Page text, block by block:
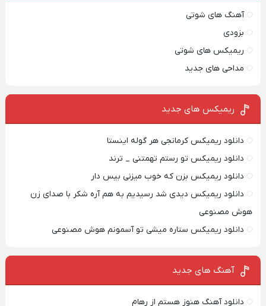
آهنگ های شوتی
بزودی
ریمیکس های شوتی
مداحی های جدید
ریمیکس‌ های جدید
دانلود ریمیکس کرمانجی هر گوله اینستا
دانلود ریمیکس تو رستم تهمتنی _ ترند
دانلود ریمیکس بزن که خوب میزنی بیس دار
دانلود ریمیکس دیدی شد رسیدیم به هم آره شکر با صدای زن
هوش مصنوعی
دانلود ریمیکس ستاره میشی تو آسمونم هوش مصنوعی
آهنگ های جدید
دانلود آهنگ هنوز هستم از رهام